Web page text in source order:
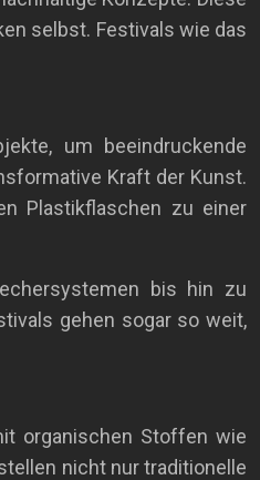
selbst. Festivals wie das
um beeindruckende
Kraft der Kunst.
Plastikflaschen zu einer
bis hin zu
gehen sogar so weit,
organischen Stoffen wie
nicht nur traditionelle